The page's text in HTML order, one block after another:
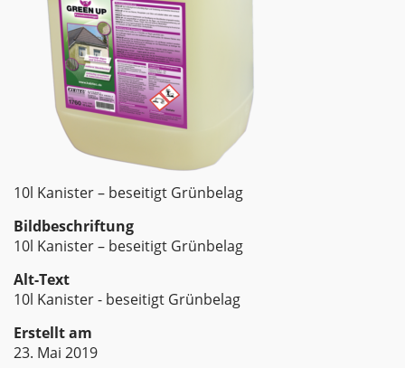
10l Kanister – beseitigt Grünbelag
Bildbeschriftung
10l Kanister – beseitigt Grünbelag
Alt-Text
10l Kanister - beseitigt Grünbelag
Erstellt am
23. Mai 2019